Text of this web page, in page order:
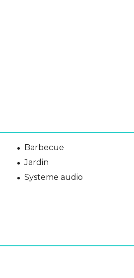
Barbecue
Jardin
Systeme audio